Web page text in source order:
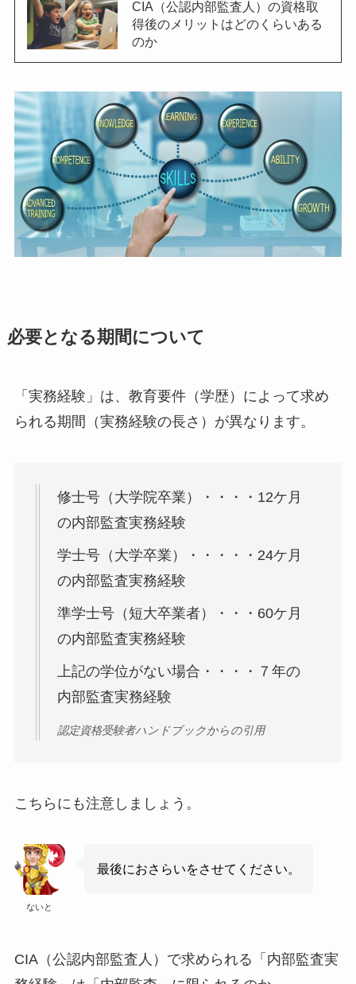
CIA（公認内部監査人）の資格取
得後のメリットはどのくらいある
のか
必要となる期間について
「実務経験」は、教育要件（学歴）によって求め
られる期間（実務経験の長さ）が異なります。
修士号（大学院卒業）・・・・12ケ月
の内部監査実務経験
学士号（大学卒業）・・・・・24ケ月
の内部監査実務経験
準学士号（短大卒業者）・・・60ケ月
の内部監査実務経験
上記の学位がない場合・・・・７年の
内部監査実務経験
認定資格受験者ハンドブックからの引用
こちらにも注意しましょう。
ないと
最後におさらいをさせてください。
CIA（公認内部監査人）で求められる「内部監査実